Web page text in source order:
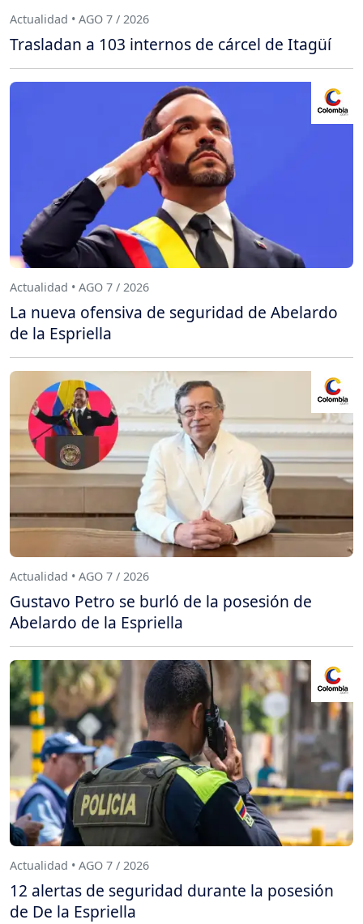
Actualidad • AGO 7 / 2026
Trasladan a 103 internos de cárcel de Itagüí
Actualidad • AGO 7 / 2026
La nueva ofensiva de seguridad de Abelardo
de la Espriella
Actualidad • AGO 7 / 2026
Gustavo Petro se burló de la posesión de
Abelardo de la Espriella
Actualidad • AGO 7 / 2026
12 alertas de seguridad durante la posesión
de De la Espriella